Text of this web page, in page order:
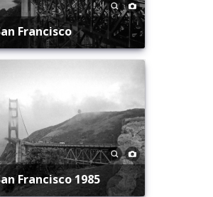
San Francisco
San Francisco 1985